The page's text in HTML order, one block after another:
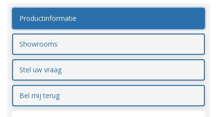
Productinformatie
Showrooms
Stel uw vraag
Bel mij terug